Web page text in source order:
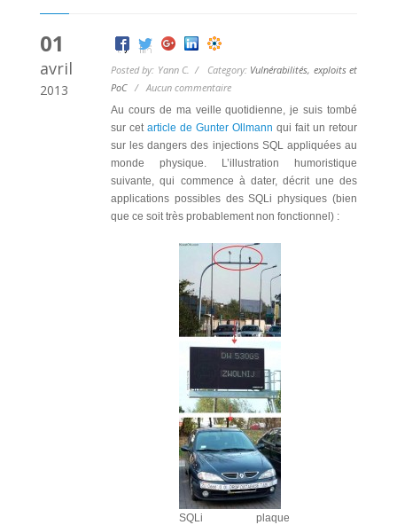
01
avril
2013
Posted by: Yann C. / Category: Vulnérabilités, exploits et
PoC/Aucun commentaire
Au cours de ma veille quotidienne, je suis tombé
sur cet article de Gunter Ollmann qui fait un retour
sur les dangers des injections SQL appliquées au
monde physique. L’illustration humoristique
suivante, qui commence à dater, décrit une des
applications possibles des SQLi physiques (bien
que ce soit très probablement non fonctionnel) :
SQLi plaque